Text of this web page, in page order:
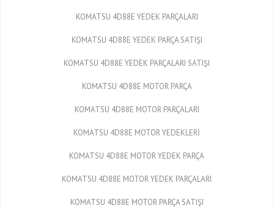
KOMATSU 4D88E YEDEK PARÇALARI
KOMATSU 4D88E YEDEK PARÇA SATIŞI
KOMATSU 4D88E YEDEK PARÇALARI SATIŞI
KOMATSU 4D88E MOTOR PARÇA
KOMATSU 4D88E MOTOR PARÇALARI
KOMATSU 4D88E MOTOR YEDEKLERİ
KOMATSU 4D88E MOTOR YEDEK PARÇA
KOMATSU 4D88E MOTOR YEDEK PARÇALARI
KOMATSU 4D88E MOTOR PARÇA SATIŞI